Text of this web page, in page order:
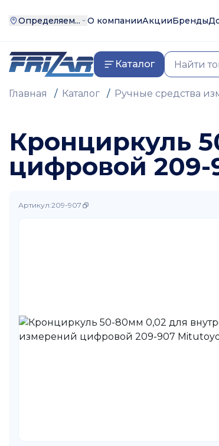
Определяем... О компанииАкцииБренды
Каталог
Главная / Каталог / Ручные средства
Кронциркуль
цифровой
Артикул:209-907